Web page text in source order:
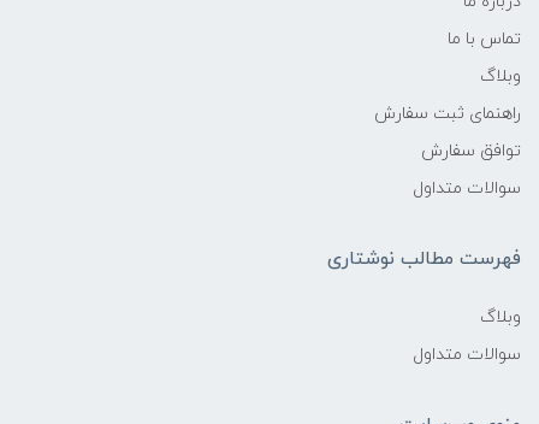
تماس با ما
وبلاگ
راهنمای ثبت سفارش
توافق سفارش
سوالات متداول
فهرست مطالب نوشتاری
وبلاگ
سوالات متداول